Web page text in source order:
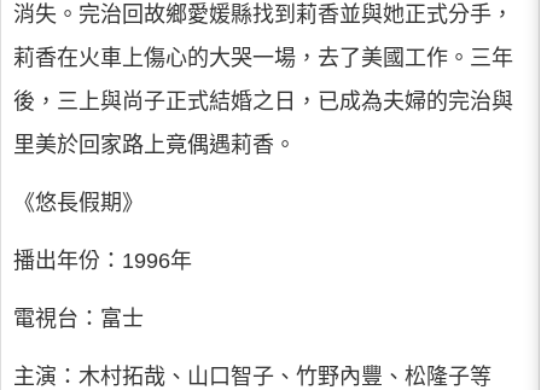
消失。完治回故鄉愛媛縣找到莉香並與她正式分手，
莉香在火車上傷心的大哭一場，去了美國工作。三年
後，三上與尚子正式結婚之日，已成為夫婦的完治與
里美於回家路上竟偶遇莉香。
《悠長假期》
播出年份：1996年
電視台：富士
主演：木村拓哉、山口智子、竹野內豐、松隆子等